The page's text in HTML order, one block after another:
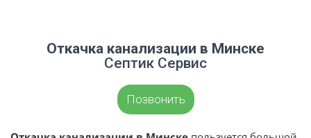
Откачка канализации в Минске
Септик Сервис
Позвонить